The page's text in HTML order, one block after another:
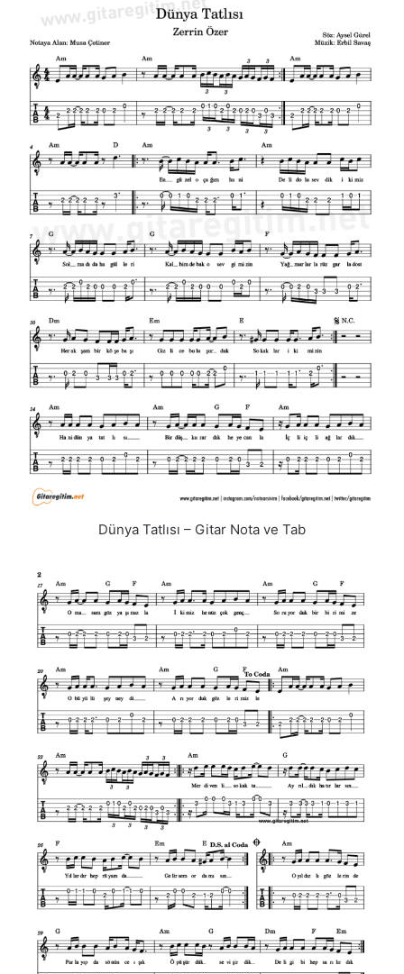
Dünya Tatlısı – Gitar Nota ve Tab